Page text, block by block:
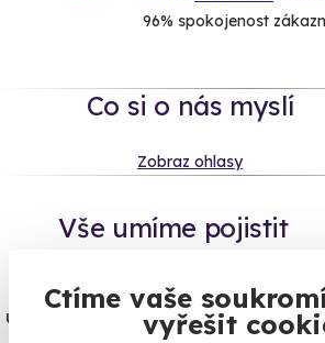
Ctíme vaše
vyřešit
96% spokojenost
Co si o nás myslí
Zobraz ohlasy
Vše umíme pojistit
Jeden nikdy neví. Máme nejvyšší
úrazové pojištění z nabídky